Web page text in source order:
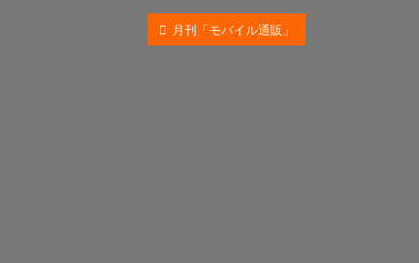
月刊「モバイル通販」